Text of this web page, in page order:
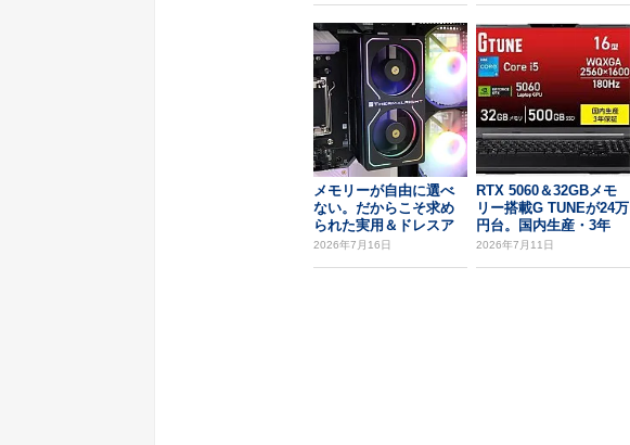
メモリーが自由に選べ
ない。だからこそ求め
られた実用＆ドレスア
ップパーツ：ツクモL...
2026年7月16日
RTX 5060＆32GBメモ
リー搭載G TUNEが24万
円台。国内生産・3年
保...
2026年7月11日